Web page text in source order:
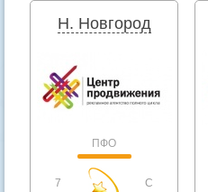
Н. Новгород
ПФО
7 C